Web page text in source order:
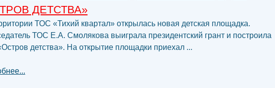
ДЕТСТВА»
ТОС «Тихий квартал» открылась новая детская площадка.
ТОС Е.А. Смолякова выиграла президентский грант и построила
детства». На открытие площадки приехал ...